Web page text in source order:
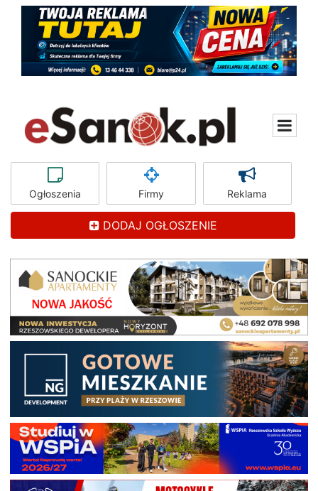
Ogłoszenia Firmy Reklama
DODAJ OGŁOSZENIE